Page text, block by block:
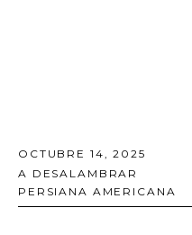
OCTUBRE 14, 2025
A DESALAMBRAR
PERSIANA AMERICANA